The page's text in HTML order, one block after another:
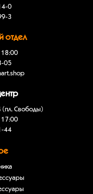
0
3
отдел
18:00
05
(пл. Свободы)
17:00
44